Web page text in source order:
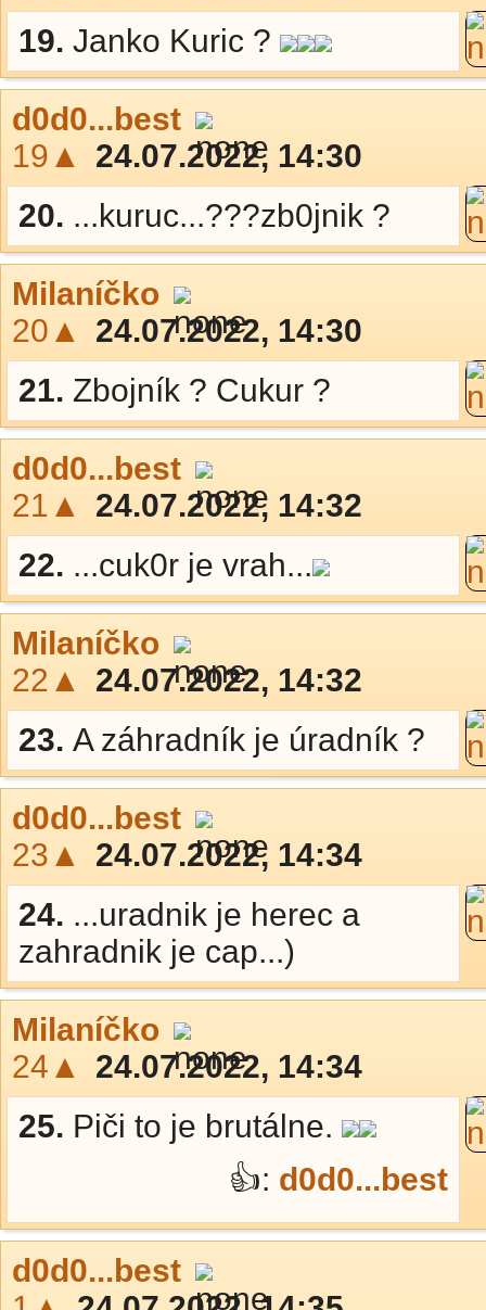
19. Janko Kuric ?
d0d0...best
19▲
24.07.2022, 14:30
20. ...kuruc...???zb0jnik ?
Milaníčko
20▲
24.07.2022, 14:30
21. Zbojník ? Cukur ?
d0d0...best
21▲
24.07.2022, 14:32
22. ...cuk0r je vrah...
Milaníčko
22▲
24.07.2022, 14:32
23. A záhradník je úradník ?
d0d0...best
23▲
24.07.2022, 14:34
24. ...uradnik je herec a
zahradnik je cap...)
Milaníčko
24▲
24.07.2022, 14:34
25. Piči to je brutálne.
👍: d0d0...best
d0d0...best